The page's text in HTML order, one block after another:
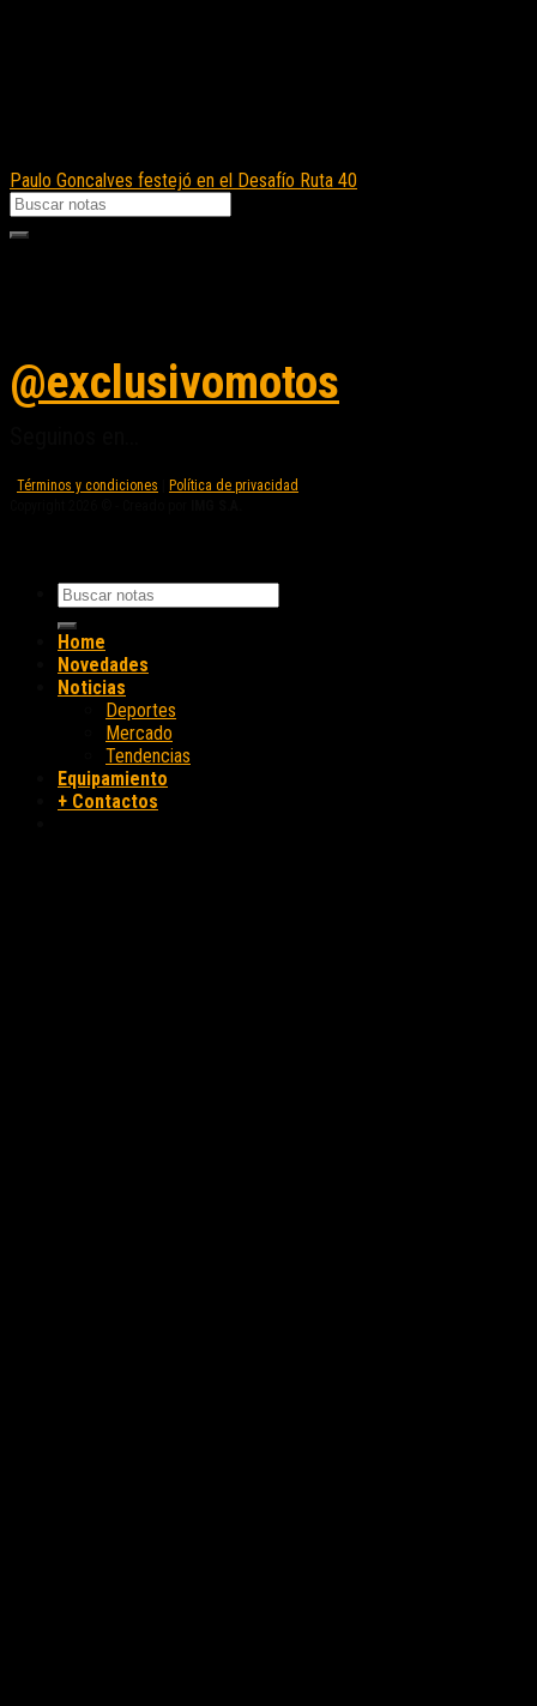
Paulo Goncalves festejó en el Desafío Ruta 40
@exclusivomotos
Términos y condiciones
Política de privacidad
Home
Novedades
Noticias
Deportes
Mercado
Tendencias
Equipamiento
+ Contactos